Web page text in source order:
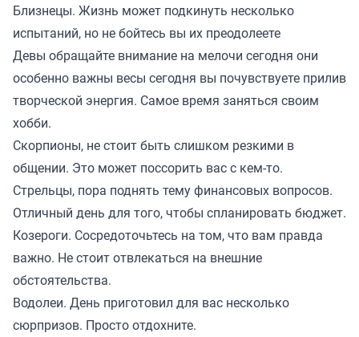
Близнецы. Жизнь может подкинуть несколько
испытаний, но не бойтесь вы их преодолеете
Девы обращайте внимание на мелочи сегодня они
особенно важны весы сегодня вы почувствуете прилив
творческой энергия. Самое время заняться своим
хобби.
Скорпионы, не стоит быть слишком резкими в
общении. Это может поссорить вас с кем-то.
Стрельцы, пора поднять тему финансовых вопросов.
Отличный день для того, чтобы спланировать бюджет.
Козероги. Сосредоточьтесь на том, что вам правда
важно. Не стоит отвлекаться на внешние
обстоятельства.
Водолеи. День приготовил для вас несколько
сюрпризов. Просто отдохните.